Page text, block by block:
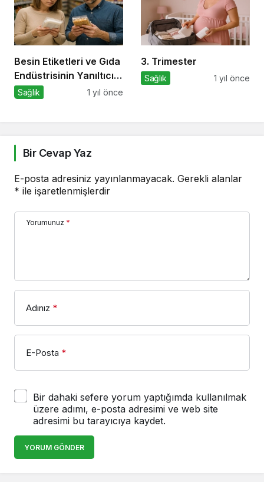
Besin Etiketleri ve Gıda
Endüstrisinin Yanıltıcı
Stratejileri
Sağlık 1 yıl önce
3. Trimester
Sağlık 1 yıl önce
Bir Cevap Yaz
E-posta adresiniz yayınlanmayacak. Gerekli alanlar
* ile işaretlenmişlerdir
Yorumunuz *
Adınız *
E-Posta *
Bir dahaki sefere yorum yaptığımda kullanılmak
üzere adımı, e-posta adresimi ve web site
adresimi bu tarayıcıya kaydet.
YORUM GÖNDER